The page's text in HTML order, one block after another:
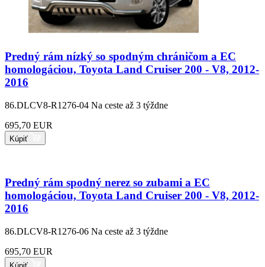
Predný rám nízký so spodným chráničom a EC
homologáciou, Toyota Land Cruiser 200 - V8, 2012-
2016
86.DLCV8-R1276-04 Na ceste až 3 týždne
695,70 EUR
Kúpiť
Predný rám spodný nerez so zubami a EC
homologáciou, Toyota Land Cruiser 200 - V8, 2012-
2016
86.DLCV8-R1276-06 Na ceste až 3 týždne
695,70 EUR